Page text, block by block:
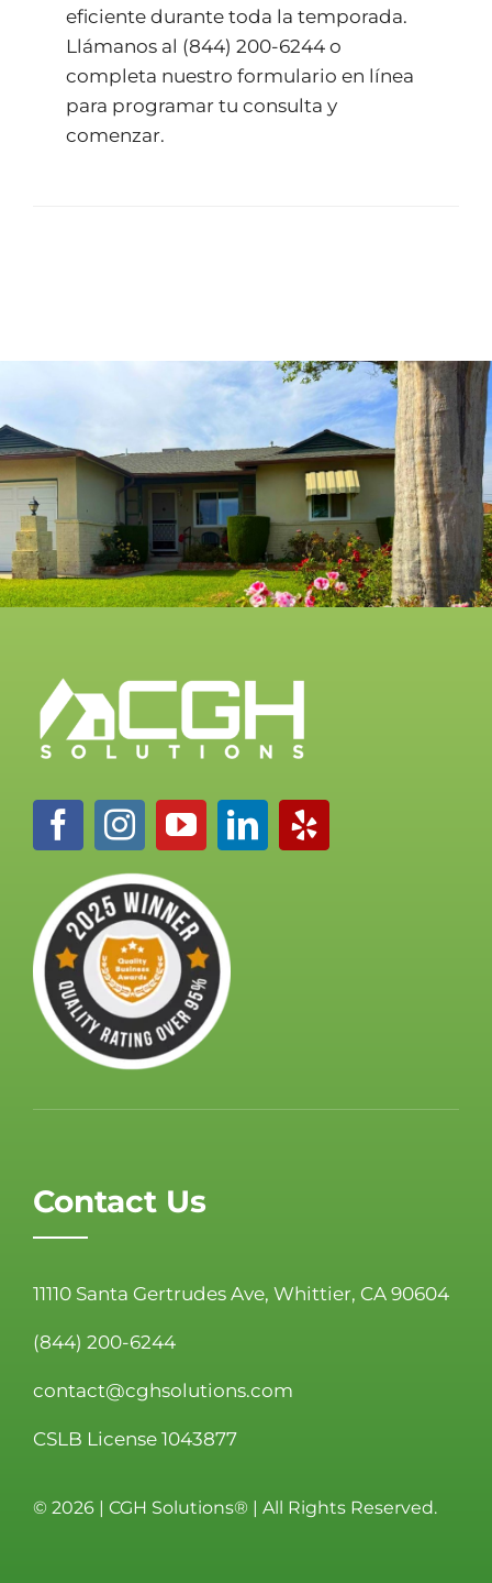
eficiente durante toda la temporada.
Llámanos al (844) 200-6244o
completa nuestro formulario en línea
para programar tu consulta y
comenzar.
Contact Us
11110 Santa Gertrudes Ave, Whittier, CA 90604
(844) 200-6244
contact@cghsolutions.com
CSLB License 1043877
© 2026 | CGH Solutions® | All Rights Reserved.